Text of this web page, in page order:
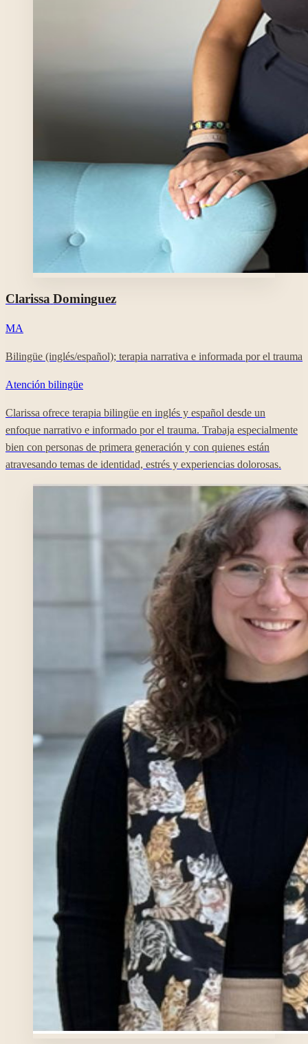
Clarissa Dominguez
MA
Bilingüe (inglés/español); terapia narrativa e informada por el trauma
Atención bilingüe
Clarissa ofrece terapia bilingüe en inglés y español desde un
enfoque narrativo e informado por el trauma. Trabaja especialmente
bien con personas de primera generación y con quienes están
atravesando temas de identidad, estrés y experiencias dolorosas.